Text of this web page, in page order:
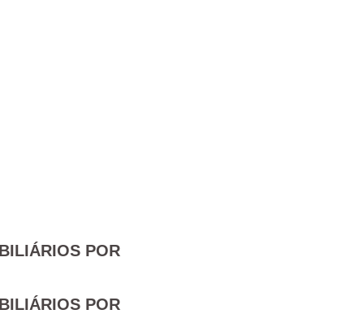
POR
POR